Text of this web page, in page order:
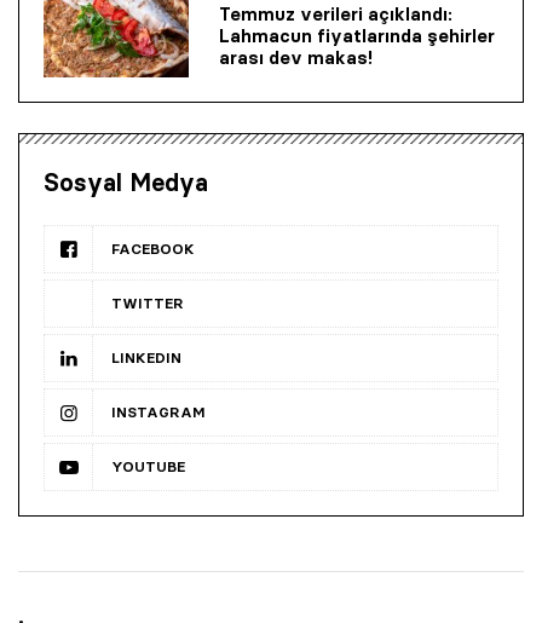
Temmuz verileri açıklandı:
Lahmacun fiyatlarında şehirler
arası dev makas!
Sosyal Medya
FACEBOOK
TWITTER
LINKEDIN
INSTAGRAM
YOUTUBE